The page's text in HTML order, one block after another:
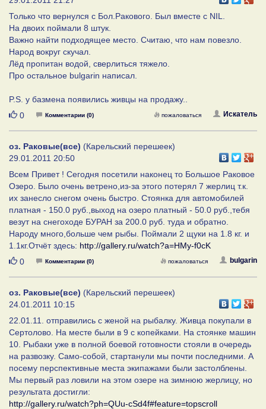
Только что вернулся с Бол.Ракового. Был вместе с NIL.
На двоих поймали 8 штук.
Важно найти подходящее место. Считаю, что нам повезло.
Народ вокруг скучал.
Лёд пропитан водой, сверлиться тяжело.
Про остальное bulgarin написал.
P.S. у базмена появились живцы на продажу..
Нравится
0 Комментарии (0) Искатель
пожаловаться
оз. Раковые(все) (Карельский перешеек)
29.01.2011 20:50
Всем Привет ! Сегодня посетили наконец то Большое Раковое
Озеро. Было очень ветрено,из-за этого потерял 7 жерлиц т.к.
их занесло снегом очень быстро. Стоянка для автомобилей
платная - 150.0 руб.,выход на озеро платный - 50.0 руб.,тебя
везут на снегоходе БУРАН за 200.0 руб. туда и обратно.
Народу много,больше чем рыбы. Поймали 2 щуки на 1.8 кг. и
1.1кг.Отчёт здесь: http://gallery.ru/watch?a=HMy-f0cK
Нравится
0 Комментарии (0) bulgarin
пожаловаться
оз. Раковые(все) (Карельский перешеек)
24.01.2011 10:15
22.01.11. отправились с женой на рыбалку. Живца покупали в
Сертолово. На месте были в 9 с копейками. На стоянке машин
10. Рыбаки уже в полной боевой готовности стояли в очередь
на развозку. Само-собой, стартанули мы почти последними. А
посему перспективные места экипажами были застолблены.
Мы первый раз ловили на этом озере на зимнюю жерлицу, но
результата достигли:
http://gallery.ru/watch?ph=QUu-cSd4f#feature=topscroll